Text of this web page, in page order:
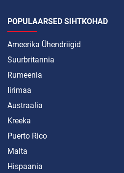
POPULAARSED SIHTKOHAD
Ameerika Ühendriigid
Suurbritannia
Rumeenia
Iirimaa
Austraalia
Kreeka
Puerto Rico
Malta
Hispaania